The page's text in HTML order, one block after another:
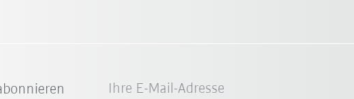
Ihre E-Mail-Adresse